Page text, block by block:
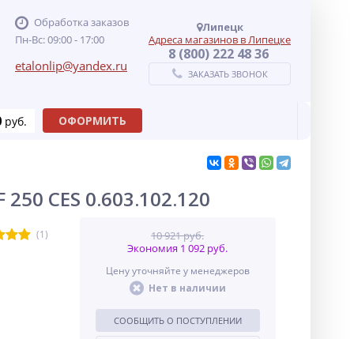
Обработка заказов
Пн-Вс: 09:00 - 17:00
etalonlip@yandex.ru
Липецк
Адреса магазинов в Липецке
8 (800) 222 48 36
ЗАКАЗАТЬ ЗВОНОК
руб. ОФОРМИТЬ
CES 0.603.102.120
(1)
10 921 руб.
Экономия 1 092 руб.
Цену уточняйте у менеджеров
Нет в наличии
СООБЩИТЬ О ПОСТУПЛЕНИИ